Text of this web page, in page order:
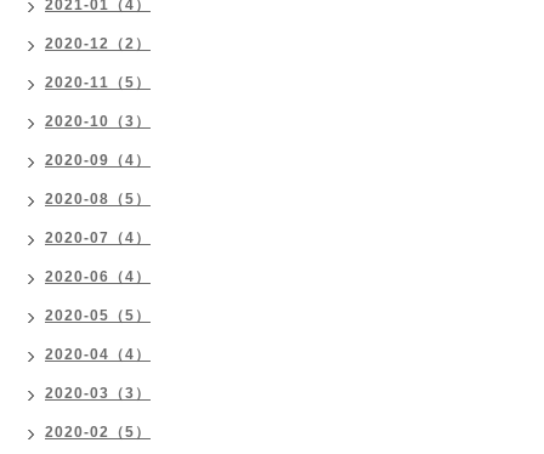
2021-01（4）
2020-12（2）
2020-11（5）
2020-10（3）
2020-09（4）
2020-08（5）
2020-07（4）
2020-06（4）
2020-05（5）
2020-04（4）
2020-03（3）
2020-02（5）